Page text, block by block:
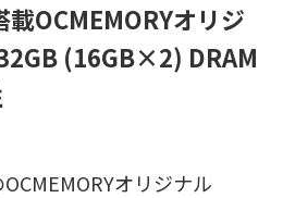
OCMEMORYオリジ
(16GB×2) DRAM
オリジナル